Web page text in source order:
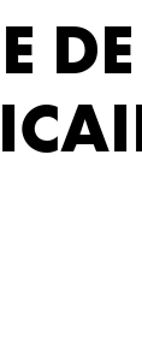
DE